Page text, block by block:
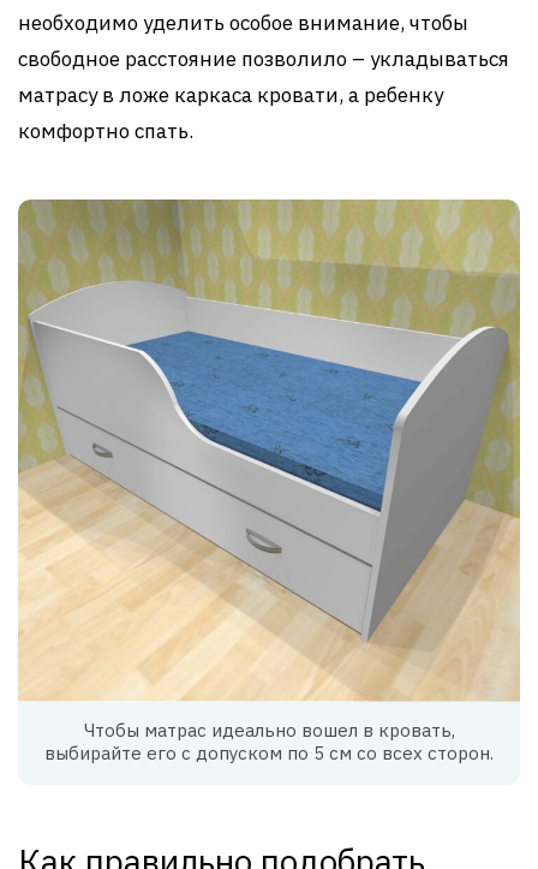
необходимо уделить особое внимание, чтобы
свободное расстояние позволило – укладываться
матрасу в ложе каркаса кровати, а ребенку
комфортно спать.
Чтобы матрас идеально вошел в кровать,
выбирайте его с допуском по 5 см со всех сторон.